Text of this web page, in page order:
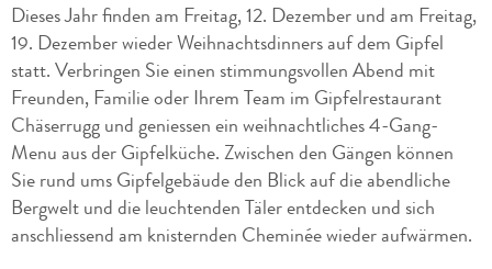
Dieses Jahr finden am Freitag, 12. Dezember und am Freitag,
19. Dezember wieder Weihnachtsdinners auf dem Gipfel
statt. Verbringen Sie einen stimmungsvollen Abend mit
Freunden, Familie oder Ihrem Team im Gipfelrestaurant
Chäserrugg und geniessen ein weihnachtliches 4-Gang-
Menu aus der Gipfelküche. Zwischen den Gängen können
Sie rund ums Gipfelgebäude den Blick auf die abendliche
Bergwelt und die leuchtenden Täler entdecken und sich
anschliessend am knisternden Cheminée wieder aufwärmen.